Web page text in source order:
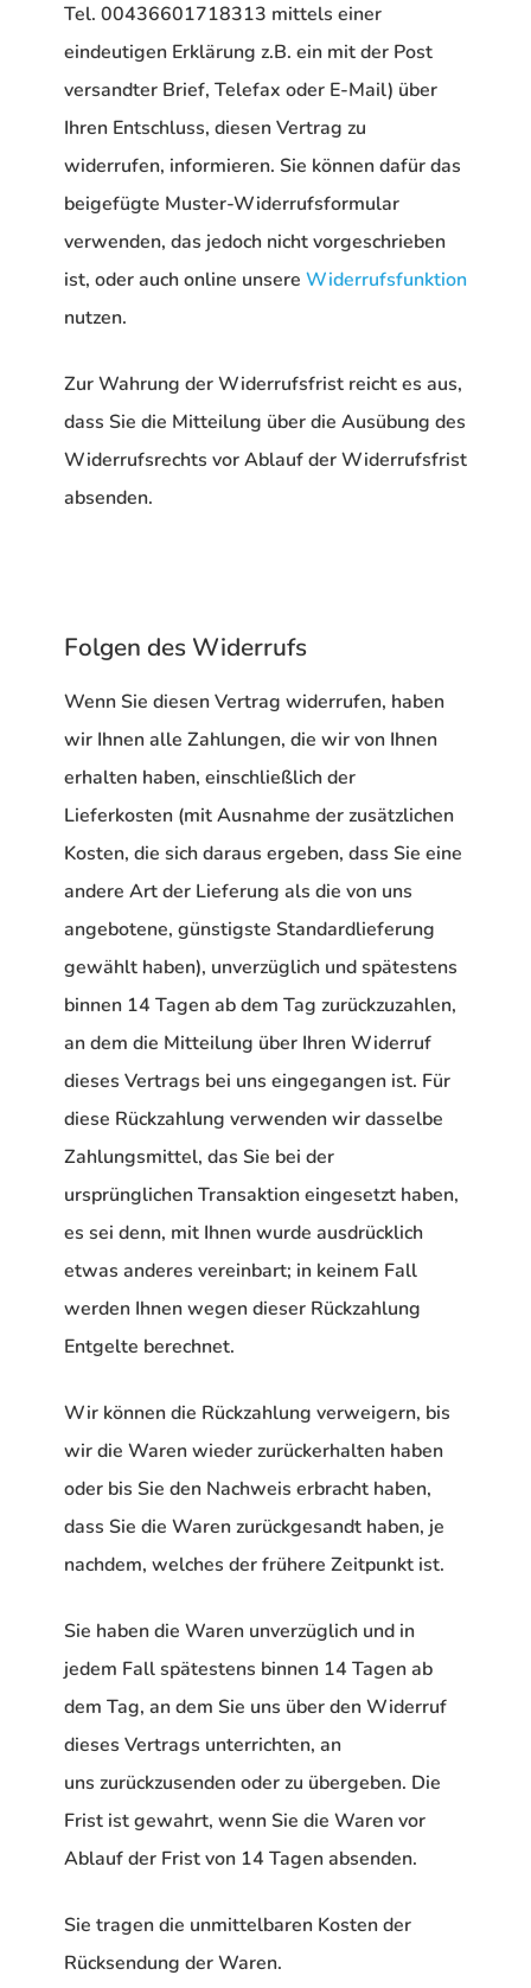
Tel. 00436601718313 mittels einer
eindeutigen Erklärung z.B. ein mit der Post
versandter Brief, Telefax oder E-Mail) über
Ihren Entschluss, diesen Vertrag zu
widerrufen, informieren. Sie können dafür das
beigefügte Muster-Widerrufsformular
verwenden, das jedoch nicht vorgeschrieben
ist, oder auch online unsere Widerrufsfunktion
nutzen.
Zur Wahrung der Widerrufsfrist reicht es aus,
dass Sie die Mitteilung über die Ausübung des
Widerrufsrechts vor Ablauf der Widerrufsfrist
absenden.
Folgen des Widerrufs
Wenn Sie diesen Vertrag widerrufen, haben
wir Ihnen alle Zahlungen, die wir von Ihnen
erhalten haben, einschließlich der
Lieferkosten (mit Ausnahme der zusätzlichen
Kosten, die sich daraus ergeben, dass Sie eine
andere Art der Lieferung als die von uns
angebotene, günstigste Standardlieferung
gewählt haben), unverzüglich und spätestens
binnen 14 Tagen ab dem Tag zurückzuzahlen,
an dem die Mitteilung über Ihren Widerruf
dieses Vertrags bei uns eingegangen ist. Für
diese Rückzahlung verwenden wir dasselbe
Zahlungsmittel, das Sie bei der
ursprünglichen Transaktion eingesetzt haben,
es sei denn, mit Ihnen wurde ausdrücklich
etwas anderes vereinbart; in keinem Fall
werden Ihnen wegen dieser Rückzahlung
Entgelte berechnet.
Wir können die Rückzahlung verweigern, bis
wir die Waren wieder zurückerhalten haben
oder bis Sie den Nachweis erbracht haben,
dass Sie die Waren zurückgesandt haben, je
nachdem, welches der frühere Zeitpunkt ist.
Sie haben die Waren unverzüglich und in
jedem Fall spätestens binnen 14 Tagen ab
dem Tag, an dem Sie uns über den Widerruf
dieses Vertrags unterrichten, an
uns zurückzusenden oder zu übergeben. Die
Frist ist gewahrt, wenn Sie die Waren vor
Ablauf der Frist von 14 Tagen absenden.
Sie tragen die unmittelbaren Kosten der
Rücksendung der Waren.